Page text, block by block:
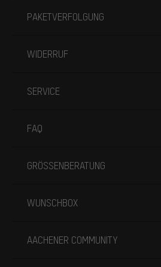
PAKETVERFOLGUNG
WIDERRUF
SERVICE
FAQ
GRÖSSENBERATUNG
WUNSCHBOX
AACHENER COMMUNITY